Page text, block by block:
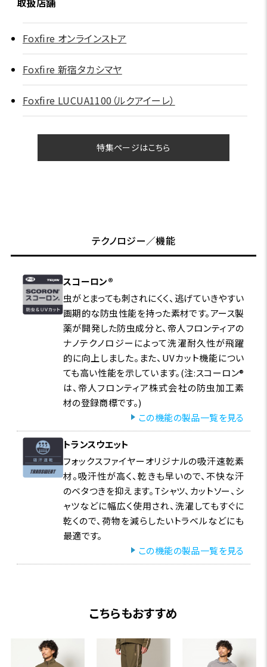
Foxfire オンラインストア
Foxfire 新宿タカシマヤ
Foxfire LUCUA1100（ルクアイーレ）
特集ページはこちら
テクノロジー／機能
スコーロン®
虫がとまっても刺されにくく、逃げていきやすい
画期的な防虫性能を持った素材です。アース製
薬が開発した防虫成分と、帝人フロンティアの
ナノテクノロジーによって洗濯耐久性が飛躍
的に向上しました。また、UVカット機能につい
ても高い性能を示しています。(注:スコーロン®
は、帝人フロンティア株式会社の防虫加工素
材の登録商標です。)
この機能の製品一覧を見る
トランスウエット
フォックスファイヤーオリジナルの吸汗速乾素
材。吸汗性が高く、乾きも早いので、不快な汗
のベタつきを抑えます。Tシャツ、カットソー、シ
ャツなどに幅広く使用され、洗濯してもすぐに
乾くので、荷物を減らしたいトラベルなどにも
最適です。
この機能の製品一覧を見る
こちらもおすすめ